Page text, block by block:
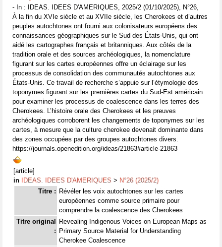
- In : IDEAS. IDEES D'AMERIQUES, 2025/2 (01/10/2025), N°26,
À la fin du XVIe siècle et au XVIIe siècle, les Cherokees et d’autres
peuples autochtones ont fourni aux colonisateurs européens des
connaissances géographiques sur le Sud des États-Unis, qui ont
aidé les cartographes français et britanniques. Aux côtés de la
tradition orale et des sources archéologiques, la nomenclature
figurant sur les cartes européennes offre un éclairage sur les
processus de consolidation des communautés autochtones aux
États-Unis. Ce travail de recherche s’appuie sur l’étymologie des
toponymes figurant sur les premières cartes du Sud-Est américain
pour examiner les processus de coalescence dans les terres des
Cherokees. L’histoire orale des Cherokees et les preuves
archéologiques corroborent les changements de toponymes sur les
cartes, à mesure que la culture cherokee devenait dominante dans
des zones occupées par des groupes autochtones divers.
https://journals.openedition.org/ideas/21863#article-21863
[article]
in
IDEAS. IDEES D'AMERIQUES > N°26 (2025/2)
Titre : Révéler les voix autochtones sur les cartes
européennes comme source primaire pour
comprendre la coalescence des Cherokees
Titre original
:
Revealing Indigenous Voices on European Maps as
Primary Source Material for Understanding
Cherokee Coalescence